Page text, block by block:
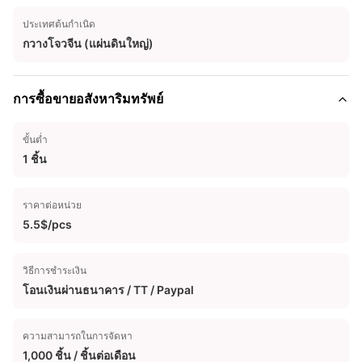
ประเทศต้นกำเนิด
กวางโจวจีน (แผ่นดินใหญ่)
การซื้อขายอสังหาริมทรัพย์
ขั้นต่ำ
1 ชิ้น
ราคาต่อหน่วย
5.5$/pcs
วิธีการชำระเงิน
โอนเงินผ่านธนาคาร / TT / Paypal
ความสามารถในการจัดหา
1,000 ชิ้น / ชิ้นต่อเดือน